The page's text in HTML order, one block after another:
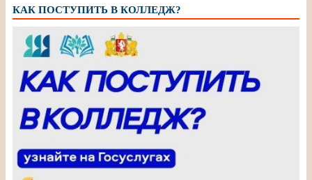
КАК ПОСТУПИТЬ В КОЛЛЕДЖ?